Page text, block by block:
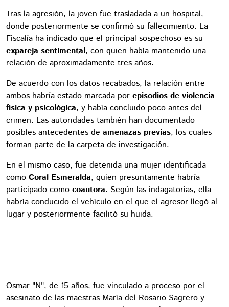
Tras la agresión, la joven fue trasladada a un hospital,
donde posteriormente se confirmó su fallecimiento. La
Fiscalía ha indicado que el principal sospechoso es su
expareja sentimental, con quien había mantenido una
relación de aproximadamente tres años.
De acuerdo con los datos recabados, la relación entre
ambos habría estado marcada por episodios de violencia
física y psicológica, y había concluido poco antes del
crimen. Las autoridades también han documentado
posibles antecedentes de amenazas previas, los cuales
forman parte de la carpeta de investigación.
En el mismo caso, fue detenida una mujer identificada
como Coral Esmeralda, quien presuntamente habría
participado como coautora. Según las indagatorias, ella
habría conducido el vehículo en el que el agresor llegó al
lugar y posteriormente facilitó su huida.
Osmar "N", de 15 años, fue vinculado a proceso por el
asesinato de las maestras María del Rosario Sagrero y